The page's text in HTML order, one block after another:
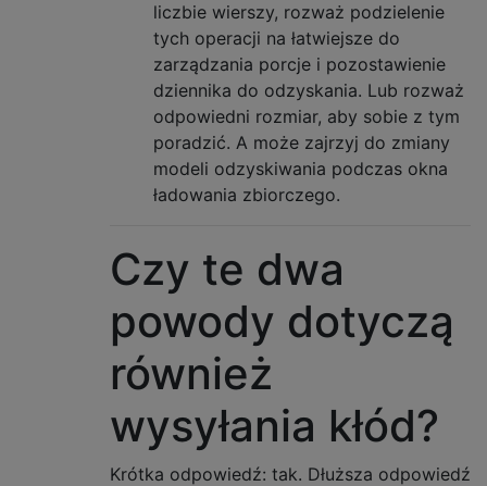
liczbie wierszy, rozważ podzielenie
tych operacji na łatwiejsze do
zarządzania porcje i pozostawienie
dziennika do odzyskania. Lub rozważ
odpowiedni rozmiar, aby sobie z tym
poradzić. A może zajrzyj do zmiany
modeli odzyskiwania podczas okna
ładowania zbiorczego.
Czy te dwa
powody dotyczą
również
wysyłania kłód?
Krótka odpowiedź: tak. Dłuższa odpowiedź